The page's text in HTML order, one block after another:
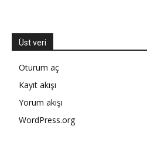
Üst veri
Oturum aç
Kayıt akışı
Yorum akışı
WordPress.org